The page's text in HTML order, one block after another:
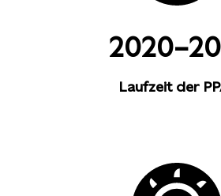
Laufzeit der